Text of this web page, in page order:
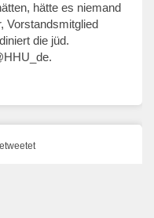
hätte es niemand
Vorstandsmitglied
die jüd.
.